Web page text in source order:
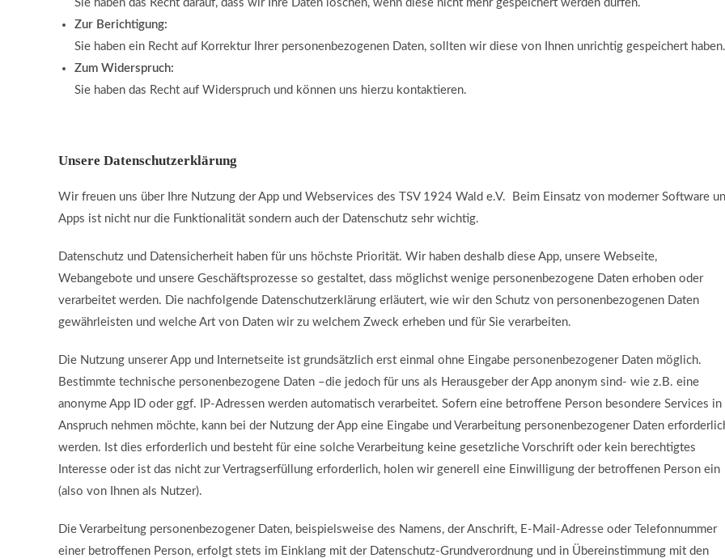
Sie haben das Recht darauf, dass wir Ihre Daten löschen, wenn diese nicht mehr gespeichert werden dürfen.
Zur Berichtigung:
Sie haben ein Recht auf Korrektur Ihrer personenbezogenen Daten, sollten wir diese von Ihnen unrichtig gespeichert haben.
Zum Widerspruch:
Sie haben das Recht auf Widerspruch und können uns hierzu kontaktieren.
Unsere Datenschutzerklärung
Wir freuen uns über Ihre Nutzung der App und Webservices des TSV 1924 Wald e.V. Beim Einsatz von moderner Software
Apps ist nicht nur die Funktionalität sondern auch der Datenschutz sehr wichtig.
Datenschutz und Datensicherheit haben für uns höchste Priorität. Wir haben deshalb diese App, unsere Webseite,
Webangebote und unsere Geschäftsprozesse so gestaltet, dass möglichst wenige personenbezogene Daten erhoben oder
verarbeitet werden. Die nachfolgende Datenschutzerklärung erläutert, wie wir den Schutz von personenbezogenen Daten
gewährleisten und welche Art von Daten wir zu welchem Zweck erheben und für Sie verarbeiten.
Die Nutzung unserer App und Internetseite ist grundsätzlich erst einmal ohne Eingabe personenbezogener Daten möglich.
Bestimmte technische personenbezogene Daten –die jedoch für uns als Herausgeber der App anonym sind- wie z.B. eine
anonyme App ID oder ggf. IP-Adressen werden automatisch verarbeitet. Sofern eine betroffene Person besondere Services in
Anspruch nehmen möchte, kann bei der Nutzung der App eine Eingabe und Verarbeitung personenbezogener Daten
werden. Ist dies erforderlich und besteht für eine solche Verarbeitung keine gesetzliche Vorschrift oder kein berechtigtes
Interesse oder ist das nicht zur Vertragserfüllung erforderlich, holen wir generell eine Einwilligung der betroffenen Person ein
(also von Ihnen als Nutzer).
Die Verarbeitung personenbezogener Daten, beispielsweise des Namens, der Anschrift, E-Mail-Adresse oder Telefonnummer
einer betroffenen Person, erfolgt stets im Einklang mit der Datenschutz-Grundverordnung und in Übereinstimmung mit den